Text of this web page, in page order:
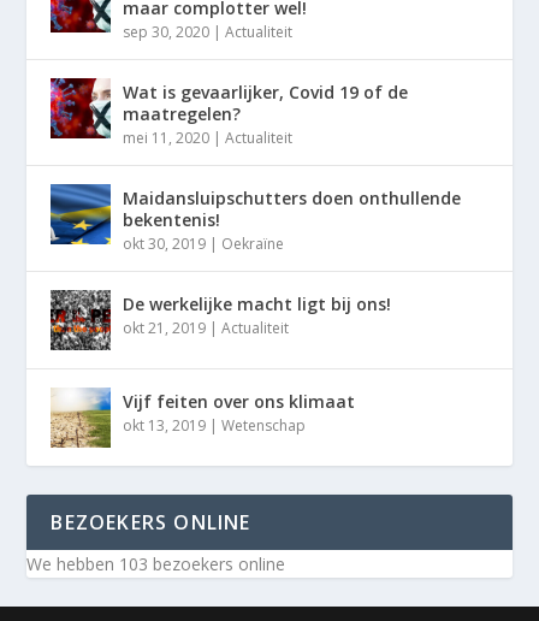
maar complotter wel!
sep 30, 2020 |Actualiteit
Wat is gevaarlijker, Covid 19 of de
maatregelen?
mei 11, 2020 |Actualiteit
Maidansluipschutters doen onthullende
bekentenis!
okt 30, 2019 | Oekraïne
De werkelijke macht ligt bij ons!
okt 21, 2019 |Actualiteit
Vijf feiten over ons klimaat
okt 13, 2019 |Wetenschap
BEZOEKERS ONLINE
We hebben 103 bezoekers online